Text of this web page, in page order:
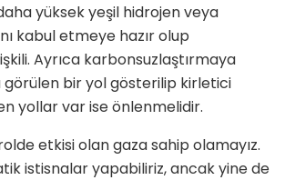
yüksek yeşil hidrojen veya
kabul etmeye hazır olup
Ayrıca karbonsuzlaştırmaya
görülen bir yol gösterilip kirletici
yollar var ise önlenmelidir.
etkisi olan gaza sahip olamayız.
istisnalar yapabiliriz, ancak yine de